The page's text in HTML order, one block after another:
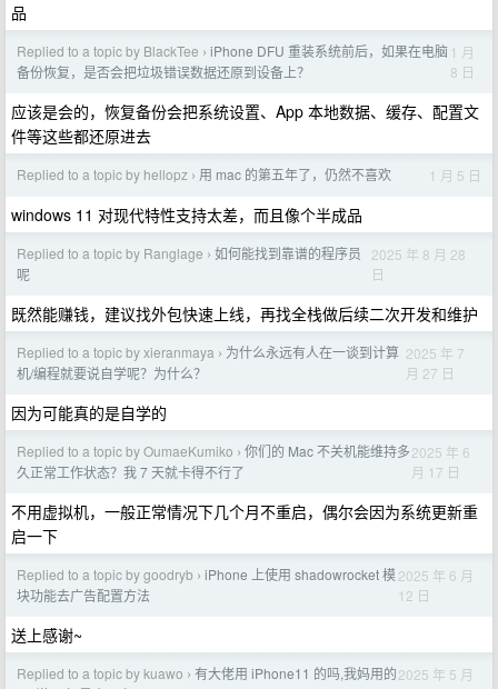
品
Replied to a topic by BlackTee › iPhone DFU 重装系统前后，如果在电脑
备份恢复，是否会把垃圾错误数据还原到设备上？
1 月
8 日
应该是会的，恢复备份会把系统设置、App 本地数据、缓存、配置文
件等这些都还原进去
Replied to a topic by hellopz › 用 mac 的第五年了，仍然不喜欢 1 月 5 日
windows 11 对现代特性支持太差，而且像个半成品
Replied to a topic by Ranglage › 如何能找到靠谱的程序员
呢
2025 年 8 月 28
日
既然能赚钱，建议找外包快速上线，再找全栈做后续二次开发和维护
Replied to a topic by xieranmaya › 为什么永远有人在一谈到计算
机/编程就要说自学呢？为什么？
2025 年 7
月 27 日
因为可能真的是自学的
Replied to a topic by OumaeKumiko › 你们的 Mac 不关机能维持多
久正常工作状态？我 7 天就卡得不行了
2025 年 6
月 17 日
不用虚拟机，一般正常情况下几个月不重启，偶尔会因为系统更新重
启一下
Replied to a topic by goodryb › iPhone 上使用 shadowrocket 模
块功能去广告配置方法
2025 年 6 月
12 日
送上感谢~
Replied to a topic by kuawo › 有大佬用 iPhone11 的吗,我妈用的2025 年 5 月